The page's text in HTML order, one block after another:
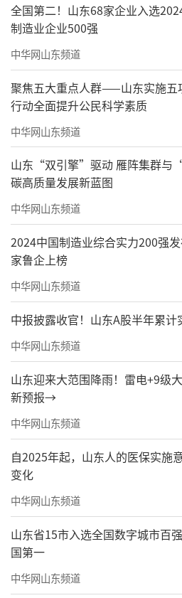
毕竟山姆从1996年来
0年了，还没有过1天开业
而且，山姆还不止想
青岛日报公开显示分析得
划再开新店，目前选址还在
三分钟热
青岛和济南店不是所有
全国第二！山东68家企业入选
制造业企业500强
中华网山东频道
聚焦五大重点人群——山东实施五
行动全面提升公民科学素质
中华网山东频道
山东“双引擎”驱动 雁阵集群与
碳高质量发展新蓝图
中华网山东频道
2024中国制造业综合实力200强
家鲁企上榜
中华网山东频道
中报披露收官！山东A股半年累
中华网山东频道
山东迎来大范围降雨！雷电+9级
新预报→
中华网山东频道
自2025年起，山东人的医保实施
变化
中华网山东频道
山东省15市入选全国数字城市百
国第一
中华网山东频道